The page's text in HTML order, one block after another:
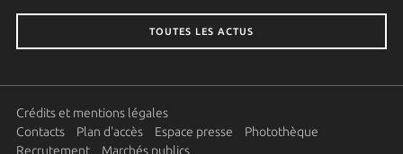
TOUTES LES ACTUS
Crédits et mentions légales
Contacts
Plan d'accès Espace presse
Photothèque
Recrutement
Marchés publics